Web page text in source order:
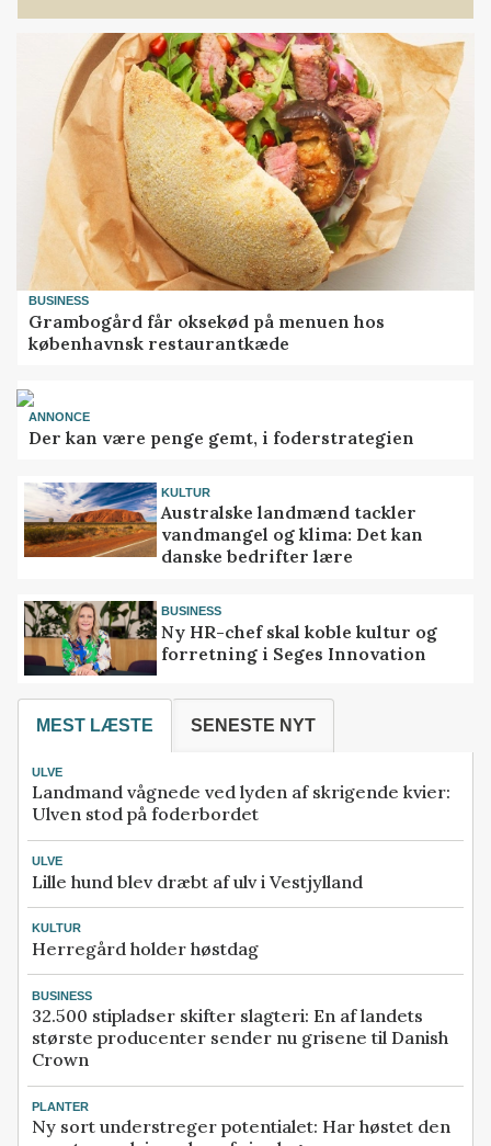
BUSINESS
Grambogård får oksekød på menuen hos
københavnsk restaurantkæde
ANNONCE
Der kan være penge gemt, i foderstrategien
KULTUR
Australske landmænd tackler
vandmangel og klima: Det kan
danske bedrifter lære
BUSINESS
Ny HR-chef skal koble kultur og
forretning i Seges Innovation
MEST LÆSTE SENESTE NYT
ULVE
Landmand vågnede ved lyden af skrigende kvier:
Ulven stod på foderbordet
ULVE
Lille hund blev dræbt af ulv i Vestjylland
KULTUR
Herregård holder høstdag
BUSINESS
32.500 stipladser skifter slagteri: En af landets
største producenter sender nu grisene til Danish
Crown
PLANTER
Ny sort understreger potentialet: Har høstet den